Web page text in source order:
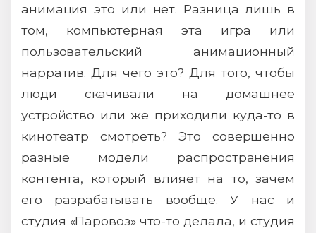
анимация это или нет. Разница лишь в
том, компьютерная эта игра или
пользовательский анимационный
нарратив. Для чего это? Для того, чтобы
люди скачивали на домашнее
устройство или же приходили куда-то в
кинотеатр смотреть? Это совершенно
разные модели распространения
контента, который влияет на то, зачем
его разрабатывать вообще. У нас и
студия «Паровоз» что-то делала, и студия